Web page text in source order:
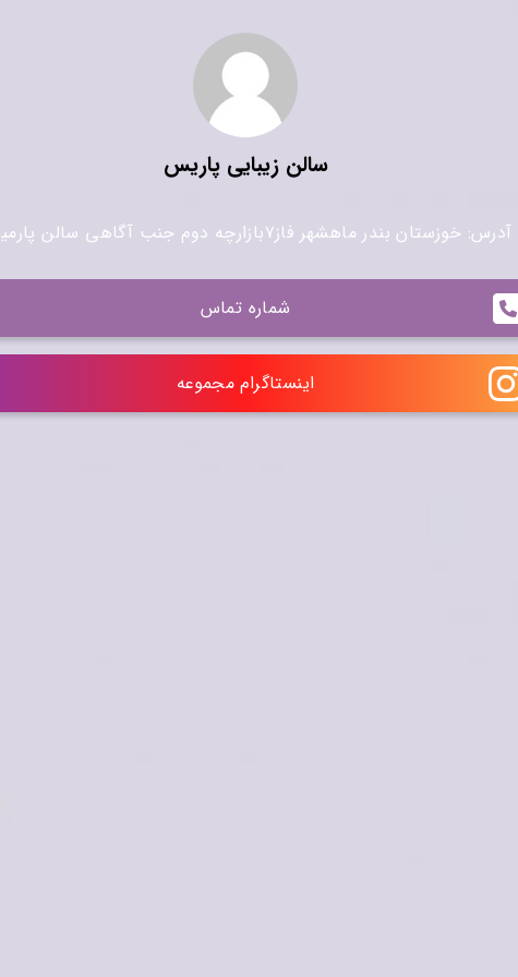
سالن زیبایی پاریس
آدرس: خوزستان بندر ماهشهر فاز۷بازارچه دوم جنب آگاهی سالن پارمیس
شماره تماس
اینستاگرام مجموعه